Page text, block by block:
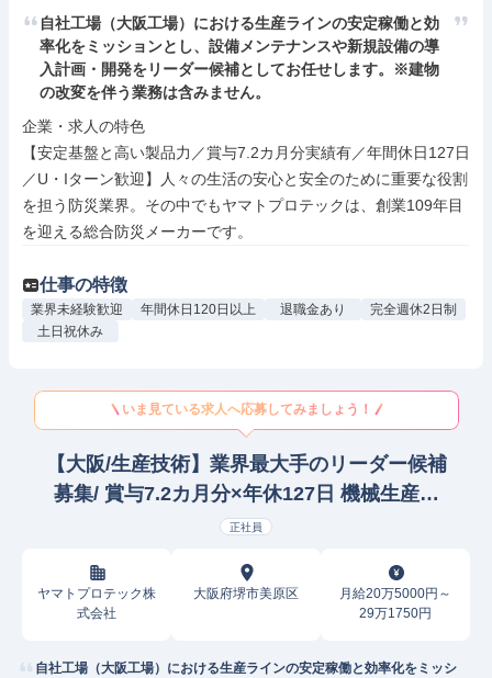
自社工場（大阪工場）における生産ラインの安定稼働と効
率化をミッションとし、設備メンテナンスや新規設備の導
入計画・開発をリーダー候補としてお任せします。※建物
の改変を伴う業務は含みません。
企業・求人の特色
【安定基盤と高い製品力／賞与7.2カ月分実績有／年間休日127日
／U・Iターン歓迎】人々の生活の安心と安全のために重要な役割
を担う防災業界。その中でもヤマトプロテックは、創業109年目
を迎える総合防災メーカーです。
仕事の特徴
業界未経験歓迎 年間休日120日以上 退職金あり
完全週休2日制
土日祝休み
いま見ている求人へ応募してみましょう！
【大阪/生産技術】業界最大手のリーダー候補
募集/ 賞与7.2カ月分×年休127日 機械生産技
術
正社員
ヤマトプロテック株
式会社
大阪府堺市美原区
月給20万5000円～
29万1750円
自社工場（大阪工場）における生産ラインの安定稼働と効率化をミッシ